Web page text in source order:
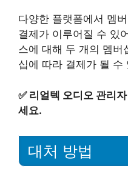
다양한 플랫폼에서 멤
결제가 이루어질 수 있
스에 대해 두 개의 멤버
십에 따라 결제가 될 수
✅ 리얼텍 오디오 관리
세요.
대처 방법